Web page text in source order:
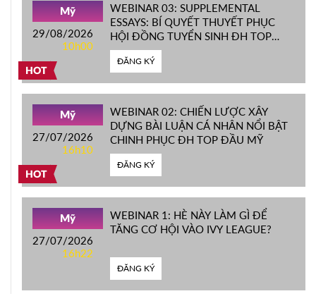
HOT
Mỹ
29/08/2026
10h00
WEBINAR 03: SUPPLEMENTAL
ESSAYS: BÍ QUYẾT THUYẾT PHỤC
HỘI ĐỒNG TUYỂN SINH ĐH TOP
ĐẦU MỸ
ĐĂNG KÝ
HOT
Mỹ
27/07/2026
16h10
WEBINAR 02: CHIẾN LƯỢC XÂY
DỰNG BÀI LUẬN CÁ NHÂN NỔI BẬT
CHINH PHỤC ĐH TOP ĐẦU MỸ
ĐĂNG KÝ
Mỹ
27/07/2026
16h22
WEBINAR 1: HÈ NÀY LÀM GÌ ĐỂ
TĂNG CƠ HỘI VÀO IVY LEAGUE?
ĐĂNG KÝ